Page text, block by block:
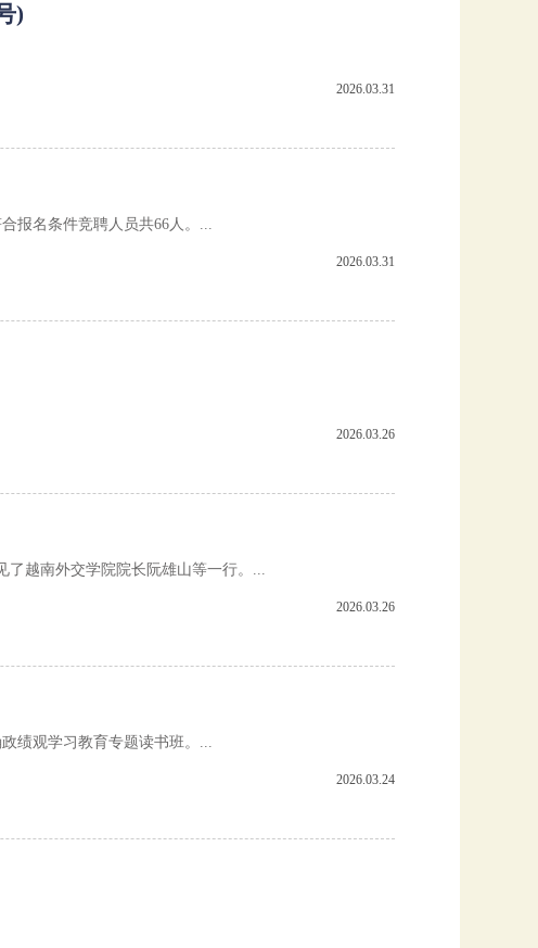
)
2026.03.31
报名条件竞聘人员共66人。...
2026.03.31
2026.03.26
了越南外交学院院长阮雄山等一行。...
2026.03.26
绩观学习教育专题读书班。...
2026.03.24